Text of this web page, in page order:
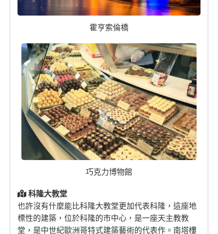
霍亨索倫橋
巧克力博物館
科隆大教堂
也許沒有什麼能比科隆大教堂更加代表科隆，這座地
標性的建築，位於科隆的市中心，是一座天主教教
堂，是中世紀歐洲哥特式建築藝術的代表作。南塔樓